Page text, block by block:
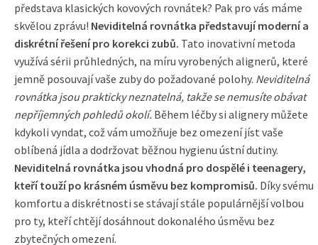
představa klasických kovových rovnátek? Pak pro vás máme
skvělou zprávu! Neviditelná rovnátka představují moderní a
diskrétní řešení pro korekci zubů. Tato inovativní metoda
využívá sérii průhledných, na míru vyrobených alignerů, které
jemně posouvají vaše zuby do požadované polohy. Neviditelná
rovnátka jsou prakticky neznatelná, takže se nemusíte obávat
nepříjemných pohledů okolí. Během léčby si alignery můžete
kdykoli vyndat, což vám umožňuje bez omezení jíst vaše
oblíbená jídla a dodržovat běžnou hygienu ústní dutiny.
Neviditelná rovnátka jsou vhodná pro dospělé i teenagery,
kteří touží po krásném úsměvu bez kompromisů. Díky svému
komfortu a diskrétnosti se stávají stále populárnější volbou
pro ty, kteří chtějí dosáhnout dokonalého úsměvu bez
zbytečných omezení.